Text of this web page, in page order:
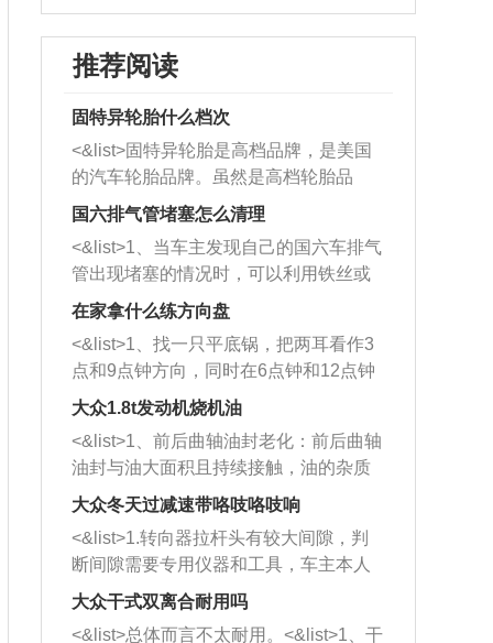
推荐阅读
固特异轮胎什么档次
<&list>固特异轮胎是高档品牌，是美国
的汽车轮胎品牌。虽然是高档轮胎品
牌，但是中高低端的轮胎都有生产，这
也是为了更好的开拓市场。
国六排气管堵塞怎么清理
<&list>1、当车主发现自己的国六车排气
管出现堵塞的情况时，可以利用铁丝或
者是细棍，直接将杂物给取出来，如果
堵塞情况比较严重，也可以采取应急措
施。 <&list>2、直接利用木棍将所有的
杂物推到排气管里面的位置处，然后将
三元催化器拆解开，就可以将堵塞的东
西取出来。但如果是因为积碳过多引起
的堵塞，就需要将三元催化器泡在草酸
洗剂对堵塞的情况得到解决，将清洗剂
放在燃油箱中，与燃油混合后，车辆启
动时，就可以和汽油一起进入到燃烧
室，最后形成废气排出，就可以让三元
催化器得到清洗，排气管堵塞的情况就
在家拿什么练方向盘
<&list>1、找一只平底锅，把两耳看作3
点和9点钟方向，同时在6点钟和12点钟
方向做一个标记。 <&list>2、双手握住
一圈半的练习，往右同样也要打相同的
圈数。 <&list>3、最后强调要反复练
习，这样就可以形成肌肉记忆，在真实
驾驶车辆时，不需要记忆也能打好方
向。
大众1.8t发动机烧机油
<&list>1、前后曲轴油封老化：前后曲轴
油封与油大面积且持续接触，油的杂质
和发动机内持续温度变化使其密封效果
逐渐减弱，导致渗油或漏油。<&list>2、
活塞间隙过大：积碳会使活塞环与缸体
的间隙扩大，导致机油流入燃烧室中，
造成烧机油。<&list>3、机油粘度。使用
机油粘度过小的话，同样会有烧机油现
大众冬天过减速带咯吱咯吱响
<&list>1.转向器拉杆头有较大间隙，判
断间隙需要专用仪器和工具，车主本人
无法制作，需要将车辆送到修理厂或4s
店；<&list>2.车辆半轴套管防尘罩破
大众干式双离合耐用吗
<&list>总体而言不太耐用。<&list>1、干